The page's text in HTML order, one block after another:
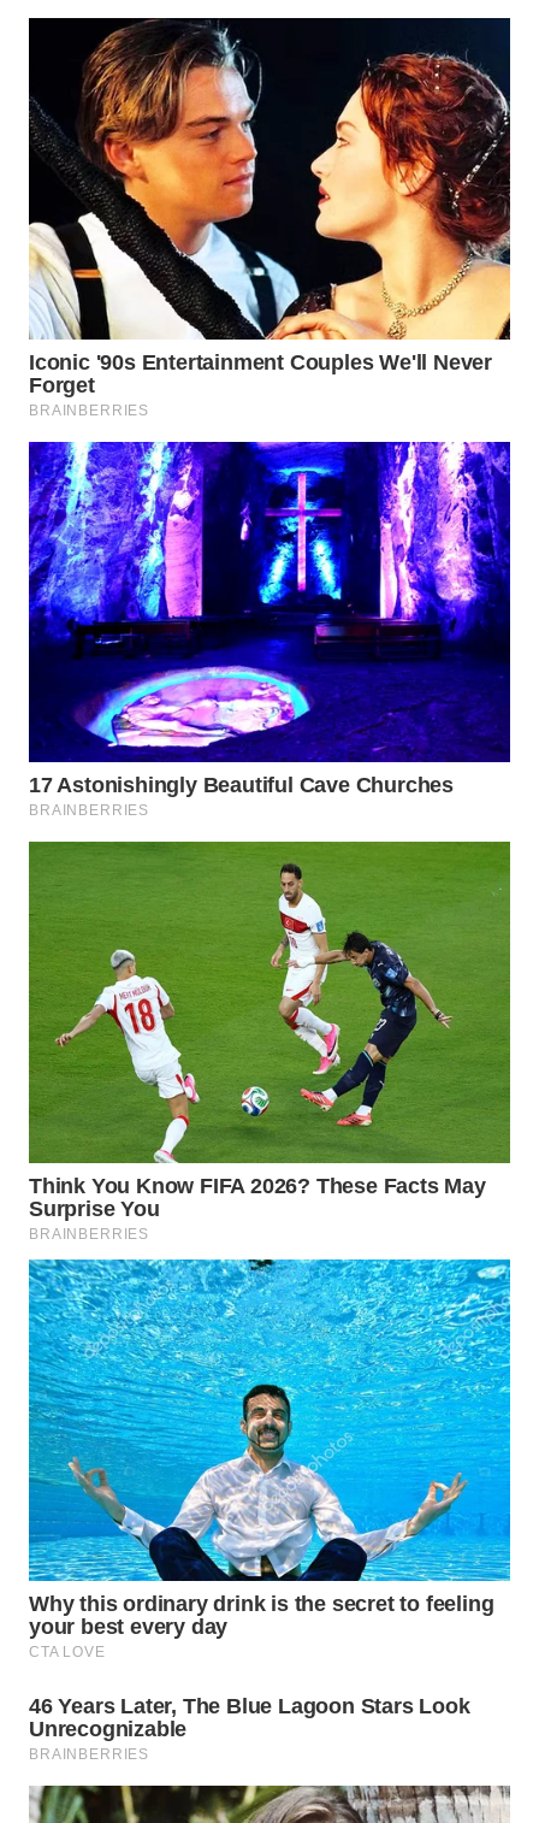
PAKPAK
WN
KARAWANG
WN
BEKASI
WN
BOGOR
WN
DEPOK
WN
TAPANULI
UTARA
WN
SAMOSIR
WN
PADANG
LAWAS
WN
SUMEDANG
CIANJUR
WN
KEPULAUAN
SERIBU
WN
TANGERANG
BINJAI
WN
CIREBON
WN
INDRAMAYU
WN
KUNINGAN
WN
MAJALENGKA
WN
SUBANG
SUKABUMI
WN
PURWAKARTA